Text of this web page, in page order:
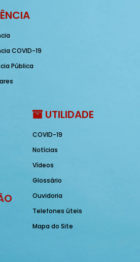
COVID-19
Pública
UTILIDADE
COVID-19
Notícias
Vídeos
Glossário
Ouvidoria
Telefones úteis
Mapa do Site